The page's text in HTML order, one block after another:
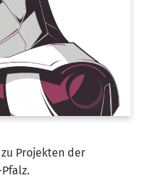
Projekten der